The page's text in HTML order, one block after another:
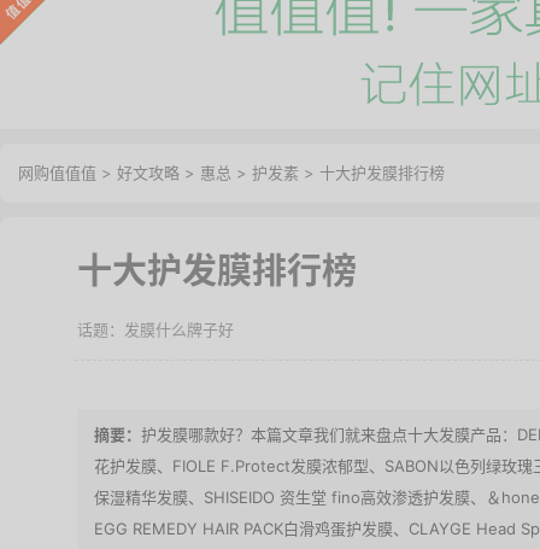
网购值值值 > 好文攻略 > 惠总 > 护发素 > 十大护发膜排行榜
十大护发膜排行榜
发膜什么牌子好
护发膜哪款好？本篇文章我们就来盘点十大发膜产品：
花护发膜、FIOLE F.Protect发膜浓郁型、SABON以色列绿玫
保湿精华发膜、SHISEIDO 资生堂 fino高效渗透护发膜、＆
EGG REMEDY HAIR PACK白滑鸡蛋护发膜、CLAYGE Head